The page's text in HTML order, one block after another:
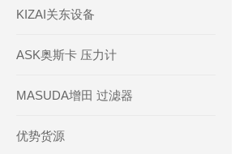
KIZAI关东设备
ASK奥斯卡 压力计
MASUDA增田 过滤器
优势货源